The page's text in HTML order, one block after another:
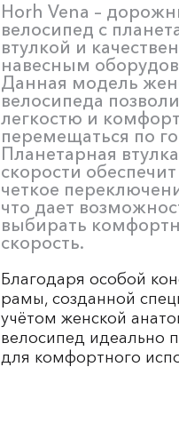
Horh Vena –
велосипед с
втулкой и
навесным
Данная модель
велосипеда
легкостю и
перемещаться по
Планетарная
скорости
четкое
что дает
выбирать
скорость.
Благодаря особой
рамы, созданной
учётом женской
велосипед идеально
для комфортного